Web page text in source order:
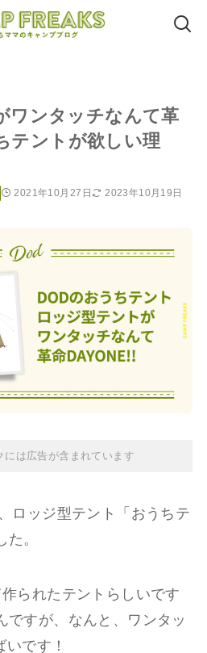
ワンタッチなんて革
テントが欲しい理
2021年10月27日 2023年10月19日
には広告が含まれています
ロッジ型テント「おうちテ
。
られたテントらしいです
ですが、なんと、ワンタッ
です！